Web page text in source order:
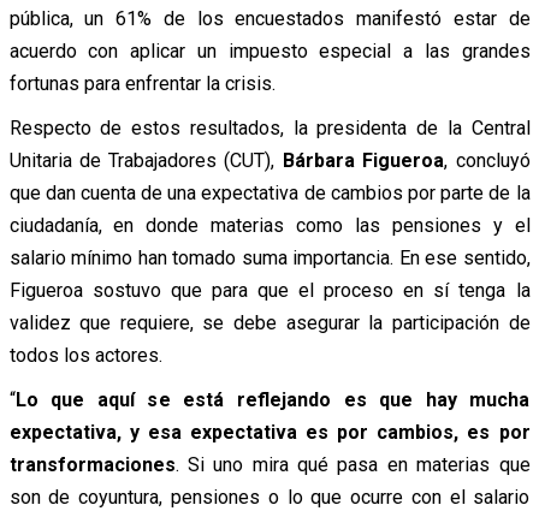
pública, un 61% de los encuestados manifestó estar de
acuerdo con aplicar un impuesto especial a las grandes
fortunas para enfrentar la crisis.
Respecto de estos resultados, la presidenta de la Central
Unitaria de Trabajadores (CUT), Bárbara Figueroa, concluyó
que dan cuenta de una expectativa de cambios por parte de la
ciudadanía, en donde materias como las pensiones y el
salario mínimo han tomado suma importancia. En ese sentido,
Figueroa sostuvo que para que el proceso en sí tenga la
validez que requiere, se debe asegurar la participación de
todos los actores.
“Lo que aquí se está reflejando es que hay mucha
expectativa, y esa expectativa es por cambios, es por
transformaciones. Si uno mira qué pasa en materias que
son de coyuntura, pensiones o lo que ocurre con el salario